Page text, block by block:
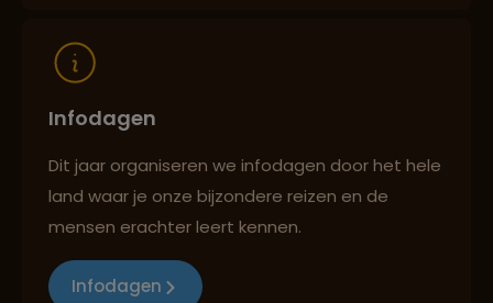
Infodagen
Dit jaar organiseren we infodagen door het hele
land waar je onze bijzondere reizen en de
mensen erachter leert kennen.
Infodagen